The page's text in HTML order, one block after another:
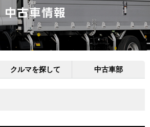
クルマを探して 中古車部